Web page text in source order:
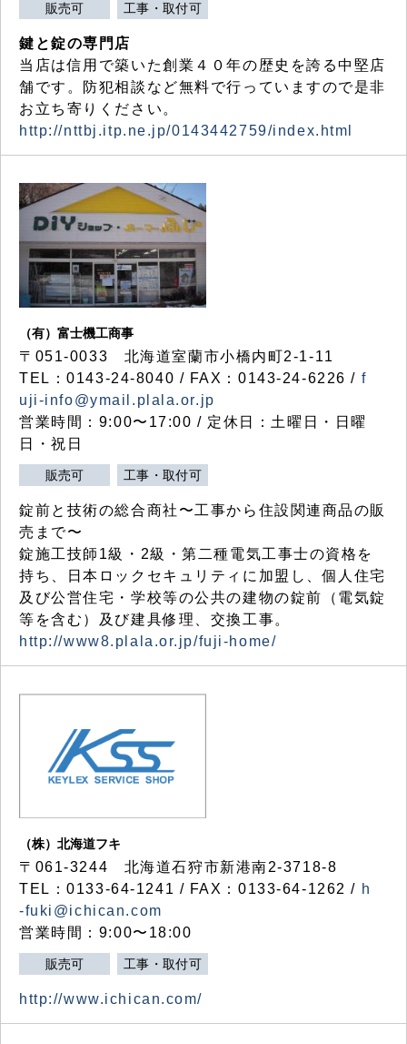
販売可 工事・取付可
鍵と錠の専門店
当店は信用で築いた創業４０年の歴史を誇る中堅店
舗です。防犯相談など無料で行っていますので是非
お立ち寄りください。
http://nttbj.itp.ne.jp/0143442759/index.html
（有）富士機工商事
〒051-0033 北海道室蘭市小橋内町2-1-11
TEL：0143-24-8040 / FAX：0143-24-6226 / f
uji-info@ymail.plala.or.jp
営業時間：9:00〜17:00 / 定休日：土曜日・日曜
日・祝日
販売可 工事・取付可
錠前と技術の総合商社〜工事から住設関連商品の販
売まで〜
錠施工技師1級・2級・第二種電気工事士の資格を
持ち、日本ロックセキュリティに加盟し、個人住宅
及び公営住宅・学校等の公共の建物の錠前（電気錠
等を含む）及び建具修理、交換工事。
http://www8.plala.or.jp/fuji-home/
（株）北海道フキ
〒061-3244 北海道石狩市新港南2-3718-8
TEL：0133-64-1241 / FAX：0133-64-1262 / h
-fuki@ichican.com
営業時間：9:00〜18:00
販売可 工事・取付可
http://www.ichican.com/